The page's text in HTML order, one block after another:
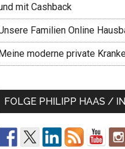
mit Cashback
Familien Online
moderne private
FOLGE PHILIPP HAAS /